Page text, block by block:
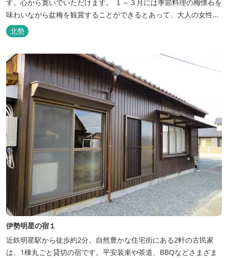
す。心から寛いでいただけます。 １～３月には季節料理の梅懐石を
味わいながら盆梅を観賞することができるとあって、大人の女性に
も人気です。
北勢
伊勢明星の宿１
近鉄明星駅から徒歩約2分。自然豊かな住宅街にある2軒の古民家
は、1棟丸ごと貸切の宿です。平安装束や茶道、BBQなどさまざま